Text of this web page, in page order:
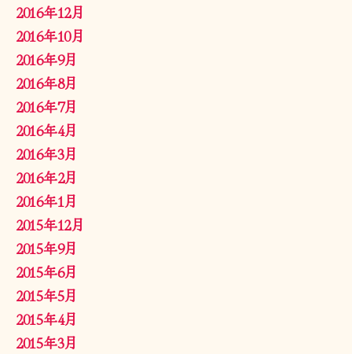
2016年12月
2016年10月
2016年9月
2016年8月
2016年7月
2016年4月
2016年3月
2016年2月
2016年1月
2015年12月
2015年9月
2015年6月
2015年5月
2015年4月
2015年3月